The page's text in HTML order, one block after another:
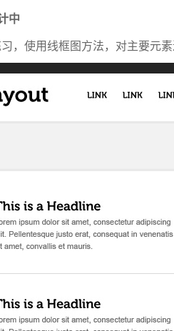
中
，使用线框图方法，对主要元素